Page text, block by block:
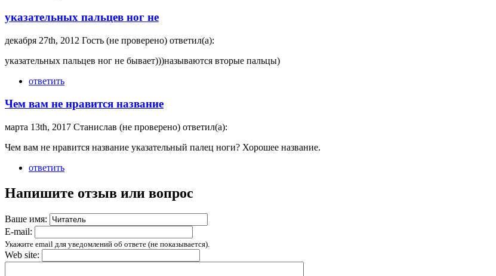
указательных пальцев ног не
декабря 27th, 2012 Гость (не проверено) ответил(а):
указательных пальцев ног не бывает)))называются вторые пальцы)
ответить
Чем вам не нравится название
марта 13th, 2017 Станислав (не проверено) ответил(а):
Чем вам не нравится название указательный палец ноги? Хорошее название.
ответить
Напишите отзыв или вопрос
Ваше имя:
E-mail:
Укажите email для уведомлений об ответе (не показывается).
Web site: